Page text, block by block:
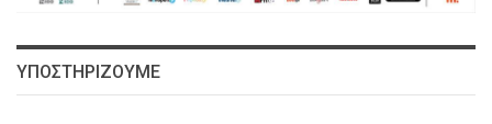
ΥΠΟΣΤΗΡΙΖΟΥΜΕ